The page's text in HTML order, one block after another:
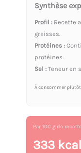
Synthèse
Profil : Recette
graisses.
Protéines :
protéines.
Sel : Teneur en
À consommer
Par 100 g de recette
333 kcal